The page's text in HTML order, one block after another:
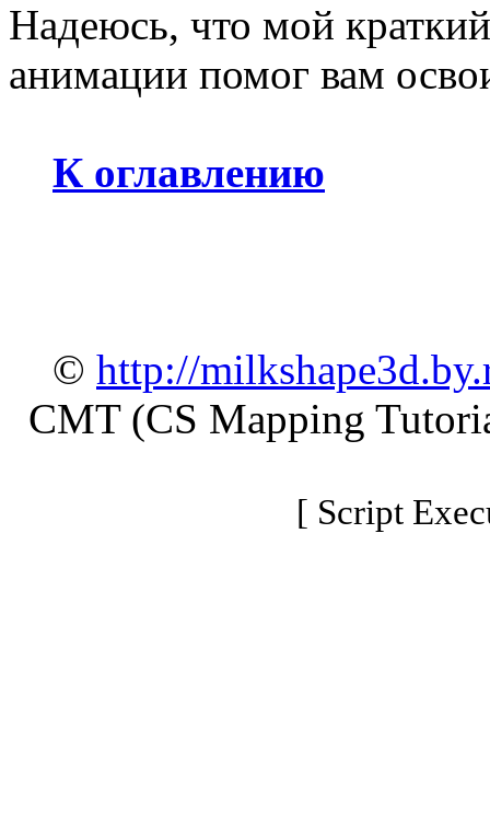
Надеюсь, что мой
анимации помог вам
К оглавлению
© http://
CMT (CS Mapping
[ Script